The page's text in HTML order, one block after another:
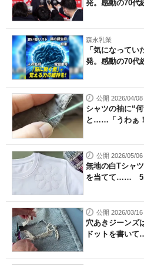
発。感動の70代
森永乳業
「気になって
発。感動の70代
公開 2026/04/08
シャツの袖に“
と……「うわぁ
公開 2026/05/06
無地の白Tシャ
を当てて……
公開 2026/03/16
穴あきジーンズ
ドットを書い